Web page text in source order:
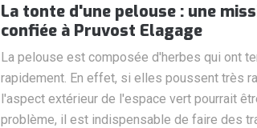
La tonte d'une pelouse : une
confiée à Pruvost Elagage
La pelouse est composée d'herbes qui ont
rapidement. En effet, si elles poussent très
l'aspect extérieur de l'espace vert pourrait
problème, il est indispensable de faire des